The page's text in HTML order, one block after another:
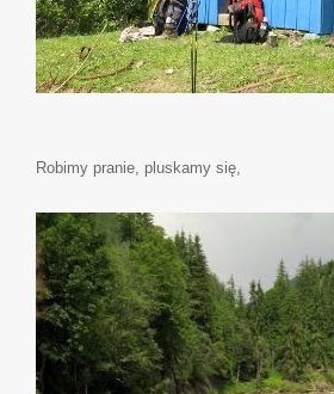
Robimy pranie, pluskamy się,